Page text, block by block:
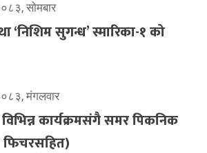
सोमबार
‘निशिम सुगन्ध’ स्मारिका-१ को
मंगलवार
कार्यक्रमसंगै समर पिकनिक
फिचरसहित)